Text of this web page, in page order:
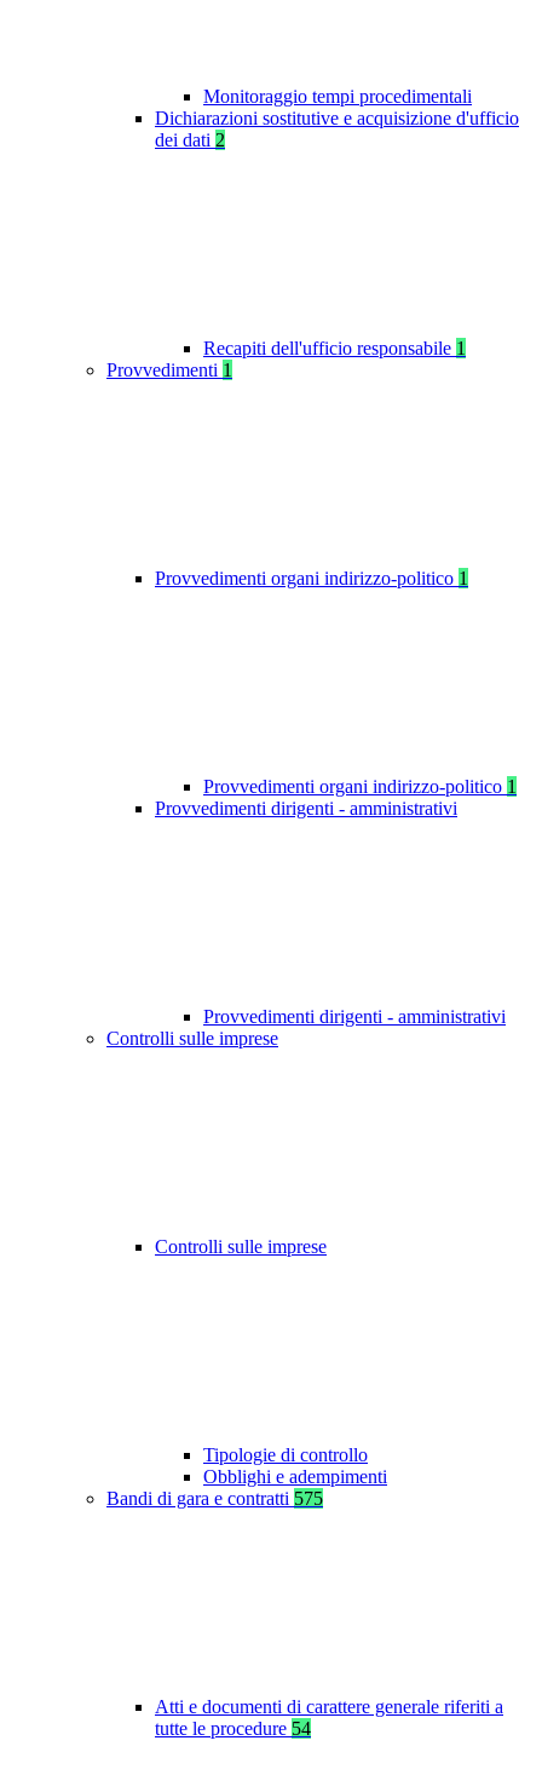
Monitoraggio tempi procedimentali
Dichiarazioni sostitutive e acquisizione d'ufficio
dei dati 2
Recapiti dell'ufficio responsabile 1
Provvedimenti 1
Provvedimenti organi indirizzo-politico 1
Provvedimenti organi indirizzo-politico 1
Provvedimenti dirigenti - amministrativi
Provvedimenti dirigenti - amministrativi
Controlli sulle imprese
Controlli sulle imprese
Tipologie di controllo
Obblighi e adempimenti
Bandi di gara e contratti 575
Atti e documenti di carattere generale riferiti a
tutte le procedure 54